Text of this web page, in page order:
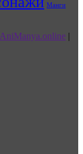
Манги
AniManya.online |